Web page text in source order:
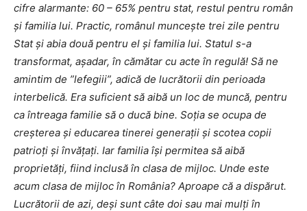
cifre alarmante: 60 – 65% pentru stat, restul pentru român
şi familia lui. Practic, românul munceşte trei zile pentru
Stat şi abia două pentru el şi familia lui. Statul s-a
transformat, aşadar, în cămătar cu acte în regulă! Să ne
amintim de ”lefegiii”, adică de lucrătorii din perioada
interbelică. Era suficient să aibă un loc de muncă, pentru
ca întreaga familie să o ducă bine. Soţia se ocupa de
creşterea şi educarea tinerei generaţii şi scotea copii
patrioţi şi învăţaţi. Iar familia îşi permitea să aibă
proprietăţi, fiind inclusă în clasa de mijloc. Unde este
acum clasa de mijloc în România? Aproape că a dispărut.
Lucrătorii de azi, deşi sunt câte doi sau mai mulţi în